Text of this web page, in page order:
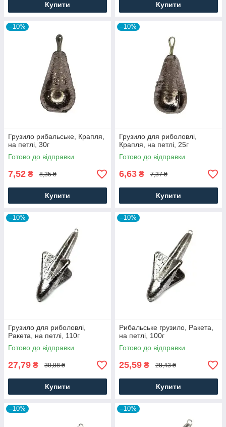
Купити Купити
–10%
Грузило рибальське, Крапля,
на петлі, 30г
Готово до відправки
7,52 ₴ 8,35 ₴
Купити
–10%
Грузило для риболовлі,
Крапля, на петлі, 25г
Готово до відправки
6,63 ₴ 7,37 ₴
Купити
–10%
Грузило для риболовлі,
Ракета, на петлі, 110г
Готово до відправки
27,79 ₴ 30,88 ₴
Купити
–10%
Рибальське грузило, Ракета,
на петлі, 100г
Готово до відправки
25,59 ₴ 28,43 ₴
Купити
–10% –10%